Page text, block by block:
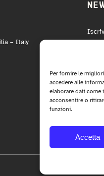
Per fornire le
accedere alle
elaborare dati come
acconsentire o
funzioni.
Accetta
– Italy
le